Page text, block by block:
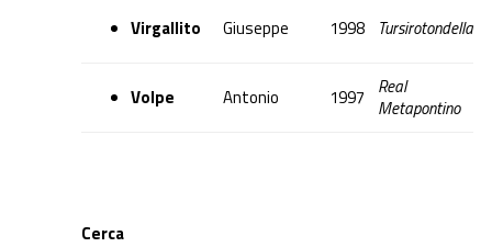
Virgallito Giuseppe 1998 Tursirotondella
Volpe Antonio 1997
Real
Metapontino
Cerca